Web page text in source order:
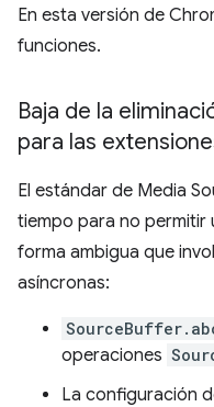
En esta versión de
funciones.
Baja de la
para las
El estándar de Media
tiempo para no
forma ambigua que
asíncronas:
operaciones
La configuración